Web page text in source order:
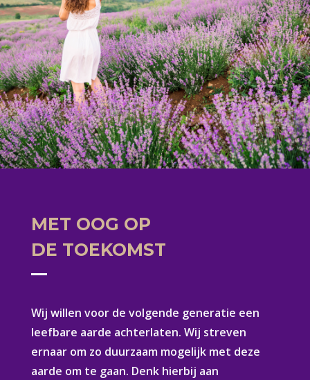
MET OOG OP
DE TOEKOMST
Wij willen voor de volgende generatie een
leefbare aarde achterlaten. Wij streven
ernaar om zo duurzaam mogelijk met deze
aarde om te gaan. Denk hierbij aan